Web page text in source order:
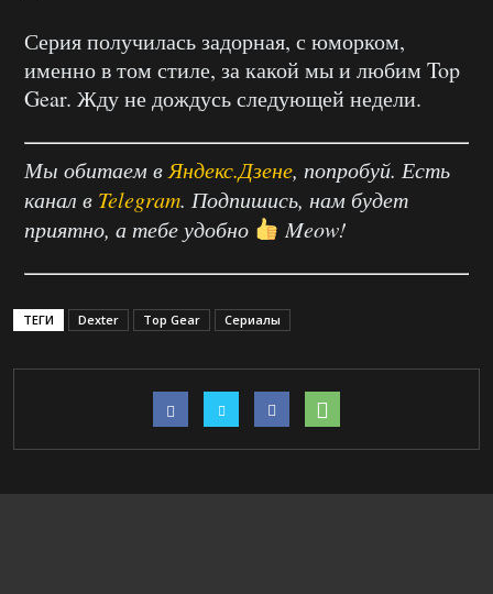
Серия получилась задорная, с юморком,
именно в том стиле, за какой мы и любим Top
Gear. Жду не дождусь следующей недели.
Мы обитаем в Яндекс.Дзене, попробуй. Есть
канал в Telegram. Подпишись, нам будет
приятно, а тебе удобно
Meow!
ТЕГИ Dexter Top Gear Сериалы